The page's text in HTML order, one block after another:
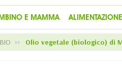
E MAMMA ALIMENTAZIONE
Olio vegetale (biologico) di